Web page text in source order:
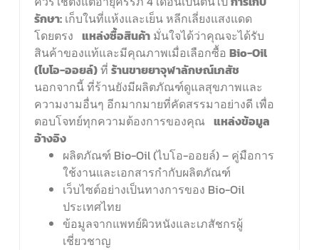
รักษา:เก็บในที่แห้งและเย็น หลีกเลี่ยงแสงแดด
โดยตรง แหล่งซื้อสินค้ามั่นใจได้ว่าคุณจะได้รับ
สินค้าของแท้และมีคุณภาพเมื่อเลือกซื้อ Bio-Oil
(ไบโอ-ออยล์)ที่ ร้านขายยาจุฬาลักษณ์เภสัช
นอกจากนี้ ที่ร้านยังมีผลิตภัณฑ์ดูแลสุขภาพและ
ความงามอื่นๆ อีกมากมายที่คัดสรรมาอย่างดี เพื่อ
ตอบโจทย์ทุกความต้องการของคุณ แหล่งข้อมูล
อ้างอิง
ผลิตภัณฑ์ Bio-Oil (ไบโอ-ออยล์) – คู่มือการ
ใช้งานและเอกสารกำกับผลิตภัณฑ์
เว็บไซต์อย่างเป็นทางการของ Bio-Oil
ประเทศไทย
ข้อมูลจากแพทย์ผิวหนังและเภสัชกรผู้
เชี่ยวชาญ